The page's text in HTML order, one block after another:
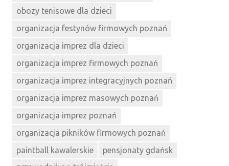
obozy tenisowe dla dzieci
organizacja festynów firmowych poznań
organizacja imprez dla dzieci
organizacja imprez firmowych poznań
organizacja imprez integracyjnych poznań
organizacja imprez masowych poznań
organizacja imprez poznań
organizacja pikników firmowych poznań
paintball kawalerskie
pensjonaty gdańsk